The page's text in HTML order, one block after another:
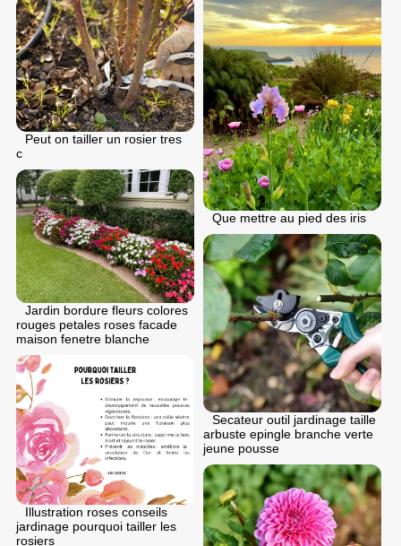
Que mettre au pied des iris
Peut on tailler un rosier tres
c
Jardin bordure fleurs colores
rouges petales roses facade
maison fenetre blanche
Secateur outil jardinage taille
arbuste epingle branche verte
jeune pousse
Illustration roses conseils
jardinage pourquoi tailler les
rosiers